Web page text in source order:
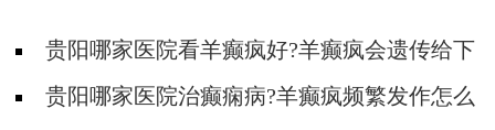
贵阳哪家医院看羊癫疯好?羊癫疯会遗传给下
一代吗?
贵阳哪家医院治癫痫病?羊癫疯频繁发作怎么